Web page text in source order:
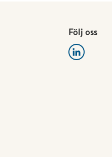
Följ oss